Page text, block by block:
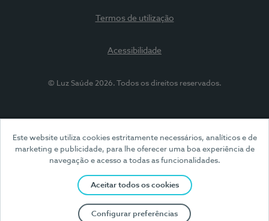
Este website utiliza cookies estritamente necessários, analíticos e de
marketing e publicidade, para lhe oferecer uma boa experiência de
navegação e acesso a todas as funcionalidades.
Aceitar todos os cookies
Configurar preferências
Termos de utilização
Acessibilidade
© Luz Saúde 2026. Todos os direitos reservados.